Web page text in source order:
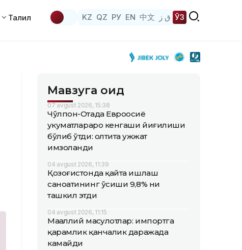
Таҳлил KZ QZ РУ EN 中文 ق ز ЎЗ
Мавзуга оид
07 avgust 2026, 15:38
Чўлпон-Отада Евроосиё
ҳукуматлараро кенгаши йиғилиши
бўлиб ўтди: олтита ҳужжат
имзоланди
04 avgust 2026, 11:39
Қозоғистонда қайта ишлаш
саноатининг ўсиши 9,8% ни
ташкил этди
04 avgust 2026, 11:15
Маҳаллий маҳсулотлар: импортга
қарамлик қанчалик даражада
камайди